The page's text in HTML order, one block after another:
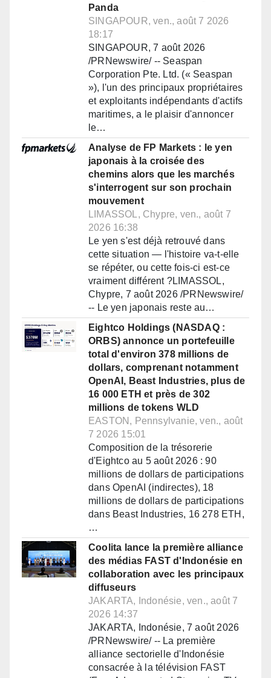
Panda
SINGAPOUR, ven., août 7 2026
18:17
SINGAPOUR, 7 août 2026
/PRNewswire/ -- Seaspan
Corporation Pte. Ltd. (« Seaspan
»), l'un des principaux propriétaires
et exploitants indépendants d'actifs
maritimes, a le plaisir d'annoncer
le…
Analyse de FP Markets : le yen
japonais à la croisée des
chemins alors que les marchés
s'interrogent sur son prochain
mouvement
LIMASSOL, Chypre, ven., août 7
2026 16:38
Le yen s'est déjà retrouvé dans
cette situation — l'histoire va-t-elle
se répéter, ou cette fois-ci est-ce
vraiment différent ?LIMASSOL,
Chypre, 7 août 2026 /PRNewswire/
-- Le yen japonais reste au…
Eightco Holdings (NASDAQ :
ORBS) annonce un portefeuille
total d'environ 378 millions de
dollars, comprenant notamment
OpenAI, Beast Industries, plus de
16 000 ETH et près de 302
millions de tokens WLD
EASTON, Pennsylvanie, ven., août
7 2026 15:01
Composition de la trésorerie
d'Eightco au 5 août 2026 : 90
millions de dollars de participations
dans OpenAI (indirectes), 18
millions de dollars de participations
dans Beast Industries, 16 278 ETH,
…
Coolita lance la première alliance
des médias FAST d'Indonésie en
collaboration avec les principaux
diffuseurs
JAKARTA, Indonésie, ven., août 7
2026 14:37
JAKARTA, Indonésie, 7 août 2026
/PRNewswire/ -- La première
alliance sectorielle d'Indonésie
consacrée à la télévision FAST